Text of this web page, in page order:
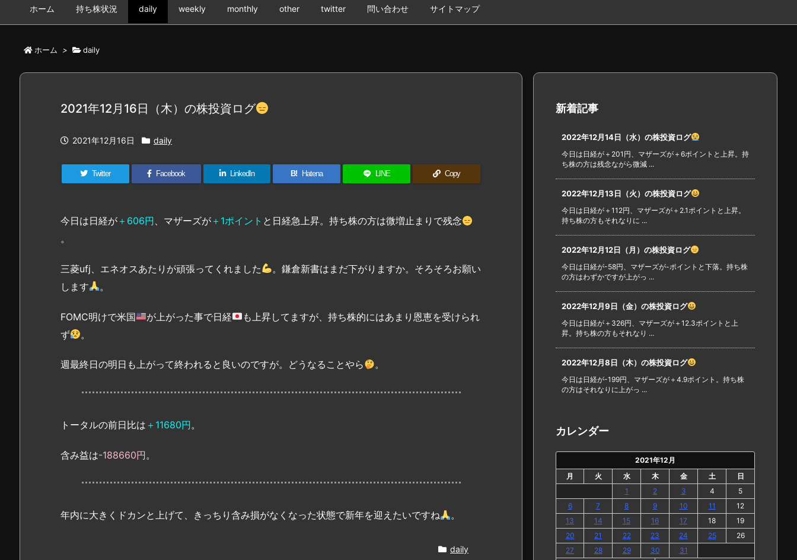
ホーム 持ち株状況 daily weekly monthly other twitter 問い合わせ サイトマップ
ホーム > daily
2021年12月16日（木）の株投資ログ
2021年12月16日 daily
Twitter Facebook LinkedIn B! Hatena LINE Copy
今日は日経が ＋606円 、マザーズが ＋1ポイント と日経急上昇。持ち株の方は微増止まりで残念
。
三菱ufj、エネオスあたりが頑張ってくれました
。鎌倉新書はまだ下がりますか。そろそろお願い
します
。
FOMC明けで米国 が上がった事で日経
も上昇してますが、持ち株的にはあまり恩恵を受けられ
ず
。
週最終日の明日も上がって終われると良いのですが。どうなることやら 。
トータルの前日比は ＋11680円。
含み益は-188660円。
年内に大きくドカンと上げて、きっちり含み損がなくなった状態で新年を迎えたいですね 。
daily
新着記事
2022年12月14日（水）の株投資ログ
今日は日経が＋201円、マザーズが＋6ポイントと上昇。持
ち株の方は残念ながら微減 ...
2022年12月13日（火）の株投資ログ
今日は日経が＋112円、マザーズが＋2.1ポイントと上昇。
持ち株の方もそれなりに ...
2022年12月12日（月）の株投資ログ
今日は日経が-58円、マザーズが-ポイントと下落。持ち株
の方はわずかですが上がっ ...
2022年12月9日（金）の株投資ログ
今日は日経が＋326円、マザーズが＋12.3ポイントと上
昇。持ち株の方もそれなり ...
2022年12月8日（木）の株投資ログ
今日は日経が-199円、マザーズが＋4.9ポイント。持ち株
の方はそれなりに上がっ ...
カレンダー
2021年12月
月
火 水 木 金 土
日
1
2 3 4
5
6
7 8 9 10 11
12
13
14 15 16 17 18
19
20
21 22 23 24 25
26
27
28 29 30
31